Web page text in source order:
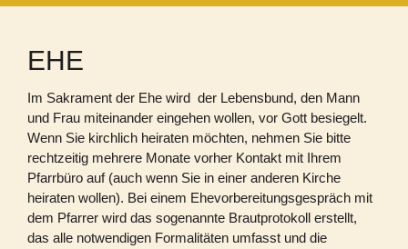
EHE
Im Sakrament der Ehe wird der Lebensbund, den Mann
und Frau miteinander eingehen wollen, vor Gott besiegelt.
Wenn Sie kirchlich heiraten möchten, nehmen Sie bitte
rechtzeitig mehrere Monate vorher Kontakt mit Ihrem
Pfarrbüro auf (auch wenn Sie in einer anderen Kirche
heiraten wollen). Bei einem Ehevorbereitungsgespräch mit
dem Pfarrer wird das sogenannte Brautprotokoll erstellt,
das alle notwendigen Formalitäten umfasst und die